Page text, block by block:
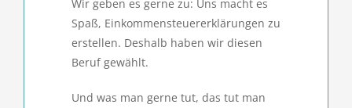
Wir geben es gerne zu: Uns macht es
Spaß, Einkommensteuererklärungen zu
erstellen. Deshalb haben wir diesen
Beruf gewählt.
Und was man gerne tut, das tut man